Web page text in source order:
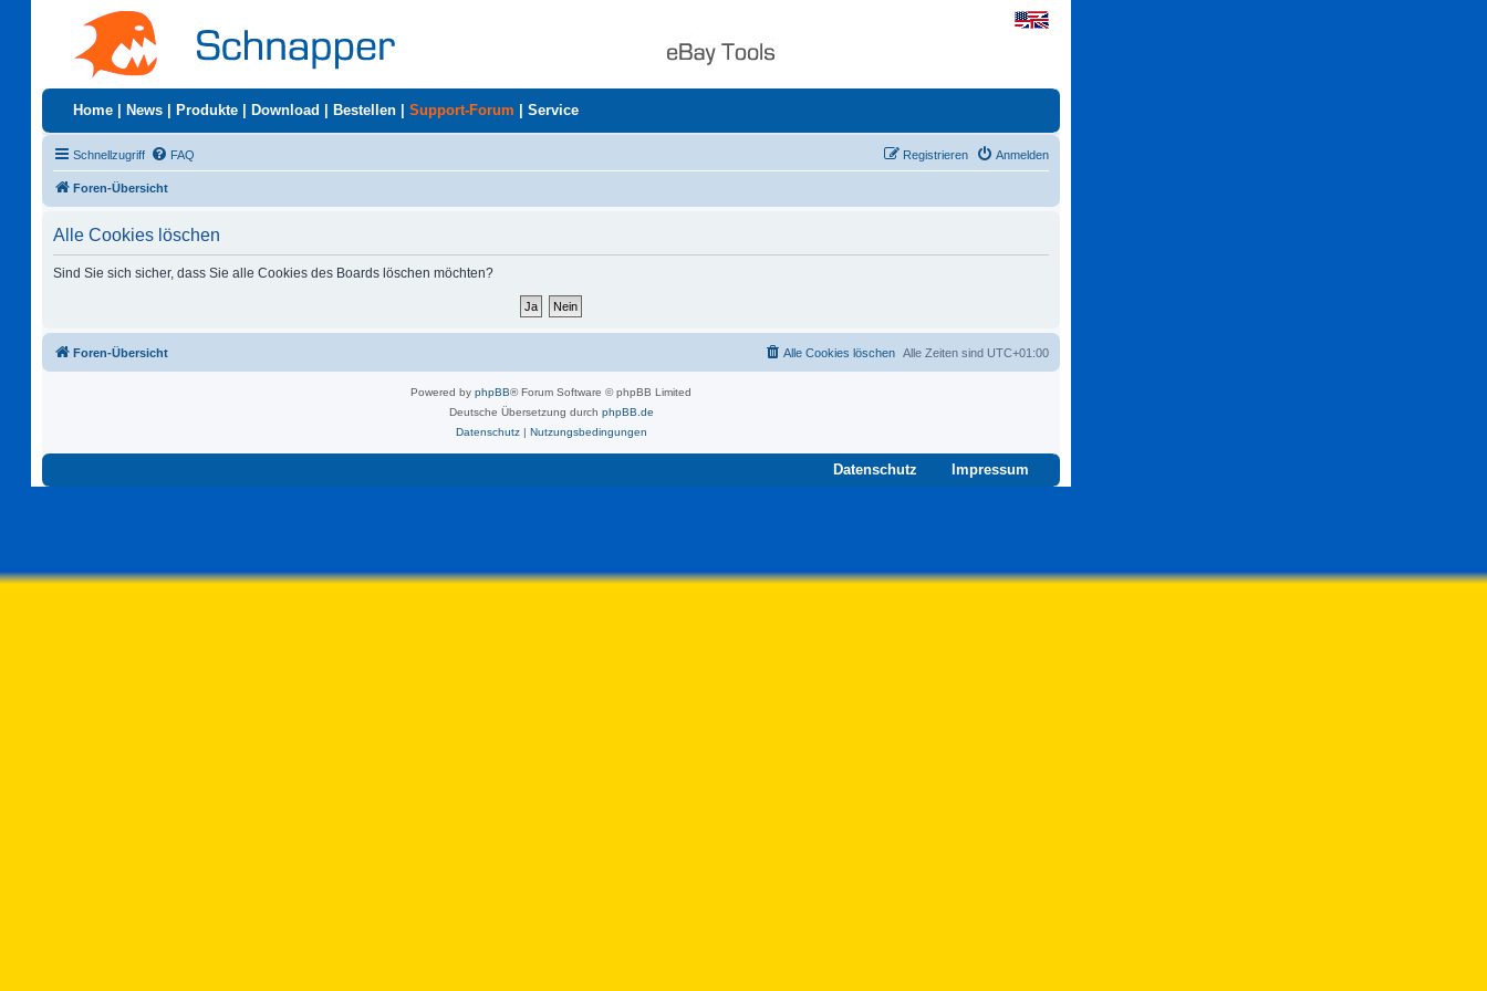
Home News Produkte Download Bestellen Support-Forum Service
Schnellzugriff FAQ Anmelden
Registrieren
Foren-Übersicht
Alle Cookies löschen
Sind Sie sich sicher, dass Sie alle Cookies des Boards löschen möchten?
Foren-Übersicht Alle Zeiten sind UTC+01:00
Alle Cookies löschen
Powered by phpBB® Forum Software © phpBB Limited
Deutsche Übersetzung durch phpBB.de
Datenschutz| Nutzungsbedingungen
Datenschutz Impressum